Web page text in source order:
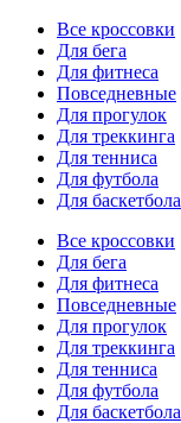
Все кроссовки
Для бега
Для фитнеса
Повседневные
Для прогулок
Для треккинга
Для тенниса
Для футбола
Для баскетбола
Все кроссовки
Для бега
Для фитнеса
Повседневные
Для прогулок
Для треккинга
Для тенниса
Для футбола
Для баскетбола